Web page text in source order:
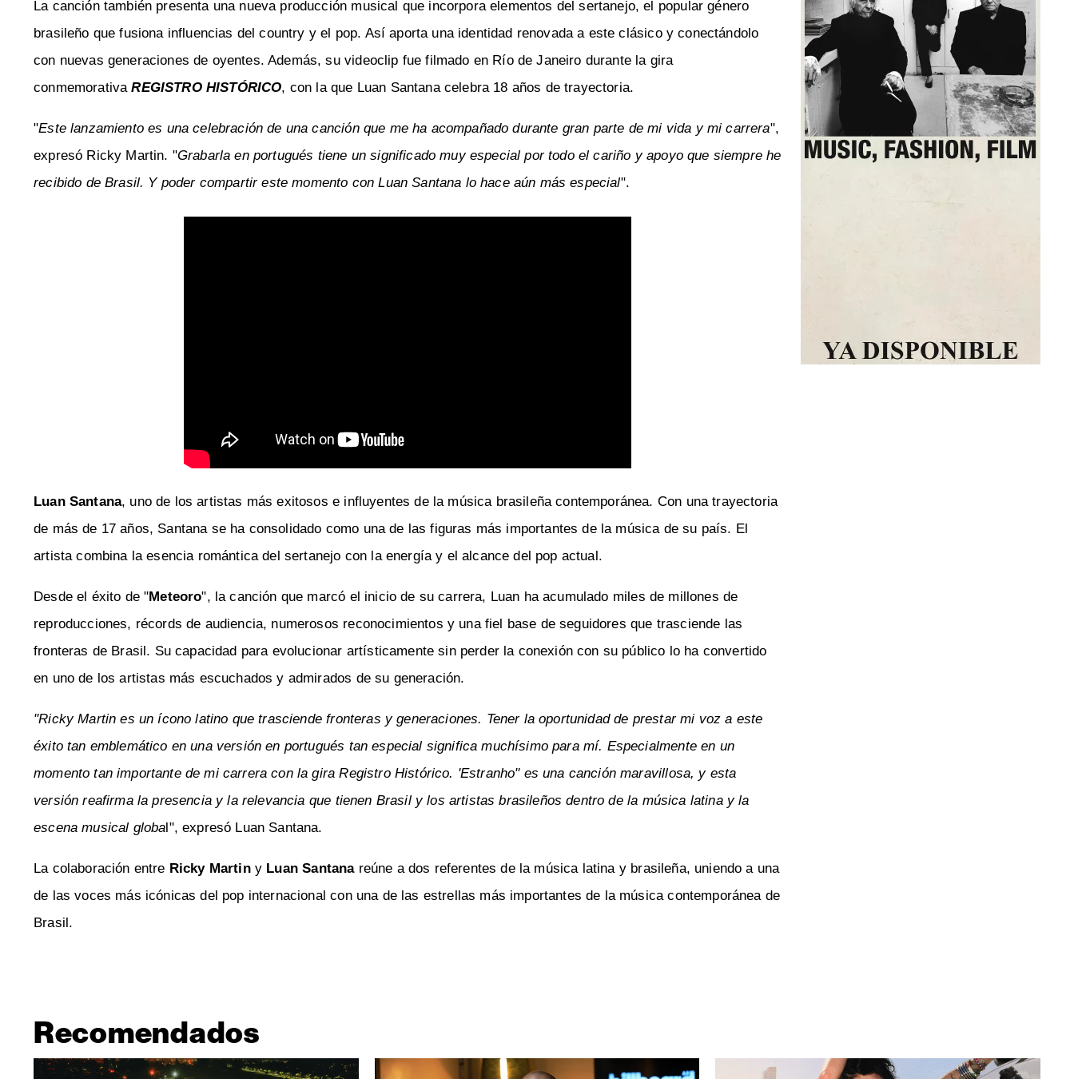
La canción también presenta una nueva producción musical que incorpora elementos del sertanejo, el popular género
brasileño que fusiona influencias del country y el pop. Así aporta una identidad renovada a este clásico y conectándolo
con nuevas generaciones de oyentes. Además, su videoclip fue filmado en Río de Janeiro durante la gira
conmemorativaREGISTRO HISTÓRICO, con la que Luan Santana celebra 18 años de trayectoria.
"Este lanzamiento es una celebración de una canción que me ha acompañado durante gran parte de mi vida y mi carrera",
expresó Ricky Martin. "Grabarla en portugués tiene un significado muy especial por todo el cariño y apoyo que siempre he
recibido de Brasil. Y poder compartir este momento con Luan Santana lo hace aún más especial".
Luan Santana, uno de los artistas más exitosos e influyentes de la música brasileña contemporánea. Con una trayectoria
de más de 17 años, Santana se ha consolidado como una de las figuras más importantes de la música de su país. El
artista combina la esencia romántica del sertanejo con la energía y el alcance del pop actual.
Desde el éxito de "Meteoro", la canción que marcó el inicio de su carrera, Luan ha acumulado miles de millones de
reproducciones, récords de audiencia, numerosos reconocimientos y una fiel base de seguidores que trasciende las
fronteras de Brasil. Su capacidad para evolucionar artísticamente sin perder la conexión con su público lo ha convertido
en uno de los artistas más escuchados y admirados de su generación.
"Ricky Martin es un ícono latino que trasciende fronteras y generaciones. Tener la oportunidad de prestar mi voz a este
éxito tan emblemático en una versión en portugués tan especial significa muchísimo para mí. Especialmente en un
momento tan importante de mi carrera con la gira Registro Histórico. 'Estranho" es una canción maravillosa, y esta
versión reafirma la presencia y la relevancia que tienen Brasil y los artistas brasileños dentro de la música latina y la
escena musical global", expresó Luan Santana.
La colaboración entre Ricky Martiny Luan Santanareúne a dos referentes de la música latina y brasileña, uniendo a una
de las voces más icónicas del pop internacional con una de las estrellas más importantes de la música contemporánea de
Brasil.
Recomendados